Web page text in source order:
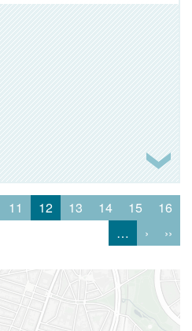
11 12 13 14 15
16
…
› ››